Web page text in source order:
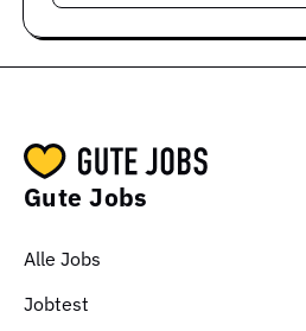
Gute Jobs
Alle Jobs
Jobtest